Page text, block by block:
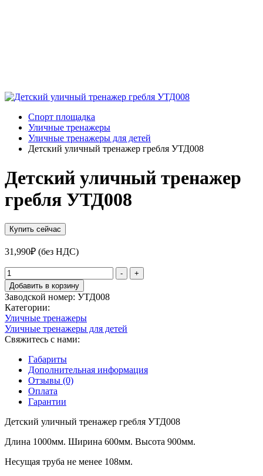
Спорт площадка
Уличные тренажеры
Уличные тренажеры для детей
Детский уличный тренажер гребля УТД008
Детский уличный тренажер
гребля УТД008
Купить сейчас
31,990₽ (без НДС)
Количество
товара
Детский
уличный
тренажер
гребля
УТД008
-
+
Добавить в корзину
Заводской номер: УТД008
Категории:
Уличные тренажеры
Уличные тренажеры для детей
Свяжитесь с нами:
Габариты
Дополнительная информация
Отзывы (0)
Оплата
Гарантии
Детский уличный тренажер гребля УТД008
Длина 1000мм. Ширина 600мм. Высота 900мм.
Несущая труба не менее 108мм.